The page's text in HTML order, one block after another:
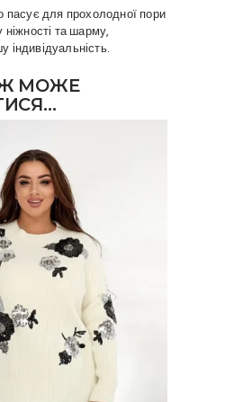
пасує для прохолодної пори
ніжності та шарму,
індивідуальність.
МОЖЕ